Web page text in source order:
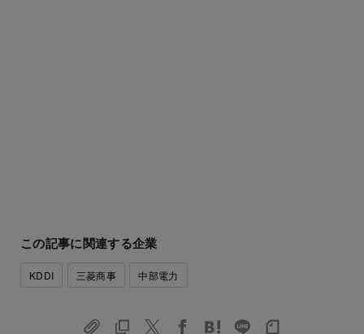
この記事に関連する企業
KDDI 三菱商事 中部電力